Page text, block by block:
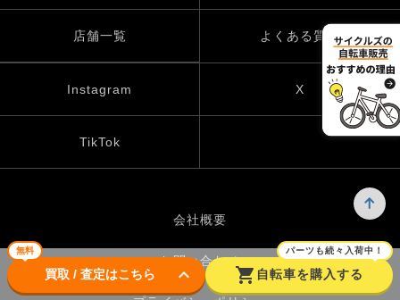
無料
買取 / 査定はこちら keyboard_arrow_down shopping_cart
パーツも続々入荷中！
自転車を購入する
店舗一覧 よくある質問
Instagram X
TikTok
会社概要
お問い合わせ